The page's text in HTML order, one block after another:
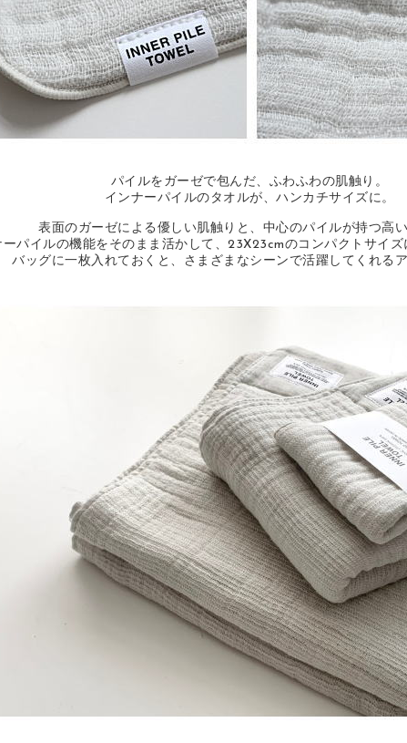
パイルをガーゼで包んだ、ふわふわの肌触り。
インナーパイルのタオルが、ハンカチサイズに。
表面のガーゼによる優しい肌触りと、中心のパイルが持つ高い
ーパイルの機能をそのまま活かして、23X23cmのコンパクトサイズ
バッグに一枚入れておくと、さまざまなシーンで活躍してくれるア